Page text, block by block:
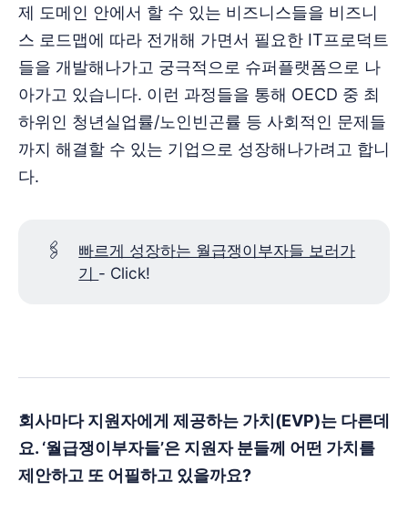
제 도메인 안에서 할 수 있는 비즈니스들을 비즈니
스 로드맵에 따라 전개해 가면서 필요한 IT프로덕트
들을 개발해나가고 궁극적으로 슈퍼플랫폼으로 나
아가고 있습니다. 이런 과정들을 통해 OECD 중 최
하위인 청년실업률/노인빈곤률 등 사회적인 문제들
까지 해결할 수 있는 기업으로 성장해나가려고 합니
다.
🖇️
빠르게 성장하는 월급쟁이부자들 보러가
기 - Click!
회사마다 지원자에게 제공하는 가치(EVP)는 다른데
요. ‘월급쟁이부자들’은 지원자 분들께 어떤 가치를
제안하고 또 어필하고 있을까요?